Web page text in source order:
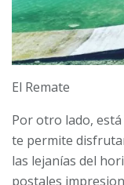
El Remate
Por otro lado,
te permite
las lejanías del
postales